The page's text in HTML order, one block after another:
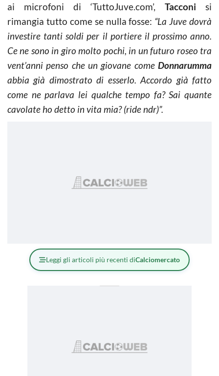
ai microfoni di ‘TuttoJuve.com’, Tacconi si
rimangia tutto come se nulla fosse: “La Juve dovrà
investire tanti soldi per il portiere il prossimo anno.
Ce ne sono in giro molto pochi, in un futuro roseo tra
vent’anni penso che un giovane come Donnarumma
abbia già dimostrato di esserlo. Accordo già fatto
come ne parlava lei qualche tempo fa? Sai quante
cavolate ho detto in vita mia? (ride ndr)”.
Leggi gli articoli più recenti diCalciomercato